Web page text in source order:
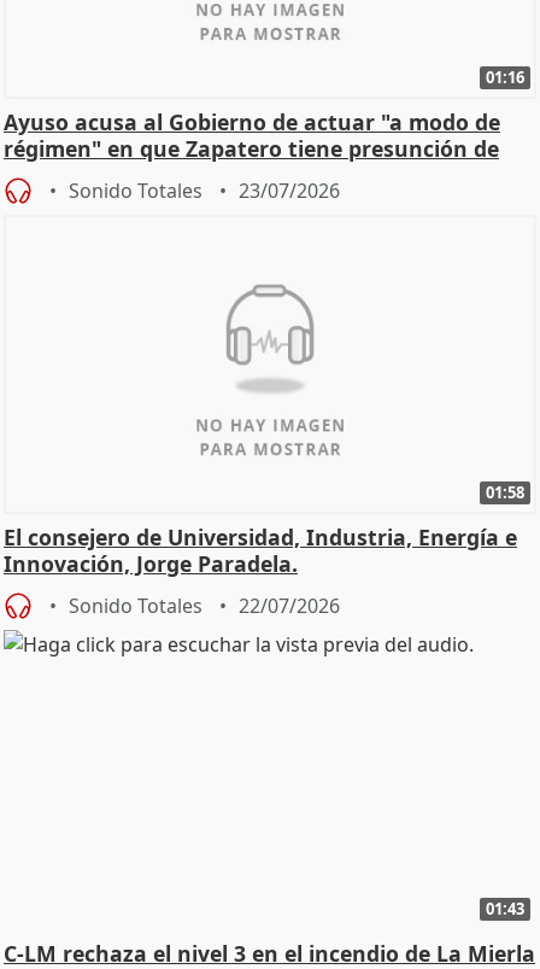
01:16
Ayuso acusa al Gobierno de actuar "a modo de
régimen" en que Zapatero tiene presunción de
inocencia
Sonido Totales 23/07/2026
01:58
El consejero de Universidad, Industria, Energía e
Innovación, Jorge Paradela.
Sonido Totales 22/07/2026
01:43
C-LM rechaza el nivel 3 en el incendio de La Mierla